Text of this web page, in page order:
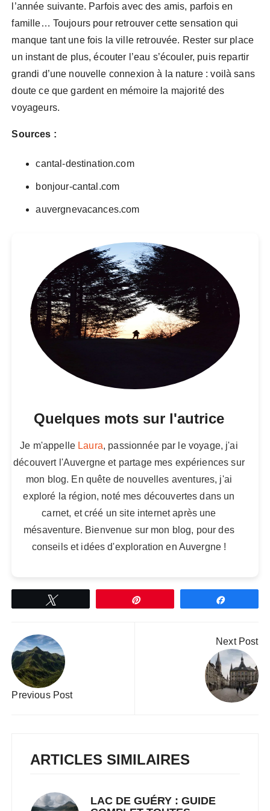
l’année suivante. Parfois avec des amis, parfois en
famille… Toujours pour retrouver cette sensation qui
manque tant une fois la ville retrouvée. Rester sur place
un instant de plus, écouter l’eau s’écouler, puis repartir
grandi d’une nouvelle connexion à la nature : voilà sans
doute ce que gardent en mémoire la majorité des
voyageurs.
Sources :
cantal-destination.com
bonjour-cantal.com
auvergnevacances.com
Quelques mots sur l'autrice
Je m'appelle Laura, passionnée par le voyage, j'ai
découvert l'Auvergne et partage mes expériences sur
mon blog. En quête de nouvelles aventures, j'ai
exploré la région, noté mes découvertes dans un
carnet, et créé un site internet après une
mésaventure. Bienvenue sur mon blog, pour des
conseils et idées d'exploration en Auvergne !
Navigation
de
l’article
Previous Post
Next Post
ARTICLES SIMILAIRES
LAC DE GUÉRY : GUIDE